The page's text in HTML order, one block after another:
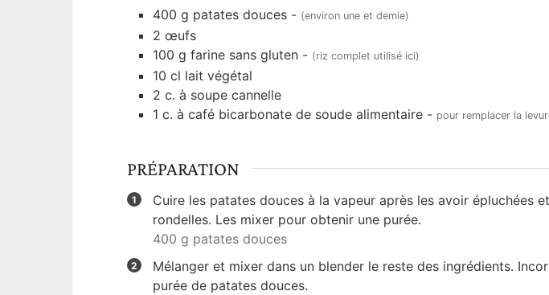
400 g patates douces - (environ une et demie)
2 œufs
100 g farine sans gluten - (riz complet utilisé ici)
10 cl lait végétal
2 c. à soupe cannelle
1 c. à café bicarbonate de soude alimentaire - pour remplacer la
PRÉPARATION
Cuire les patates douces à la vapeur après les avoir épluchées
rondelles. Les mixer pour obtenir une purée.
400 g patates douces
Mélanger et mixer dans un blender le reste des ingrédients.
purée de patates douces.